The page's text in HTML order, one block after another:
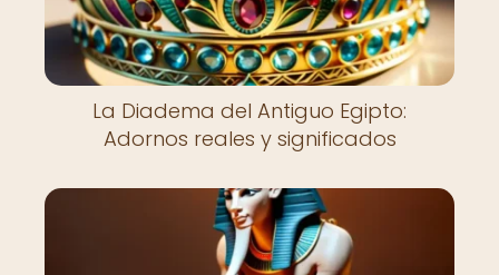
La Diadema del Antiguo Egipto:
Adornos reales y significados